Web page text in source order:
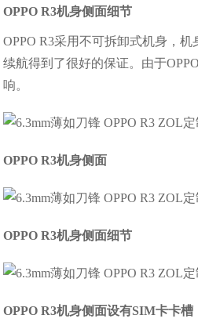
OPPO R3机身侧面细节
OPPO R3采用不可拆卸式机身，
续航得到了很好的保证。由于
响。
OPPO R3机身侧面
OPPO R3机身侧面细节
OPPO R3机身侧面设有SIM卡卡槽